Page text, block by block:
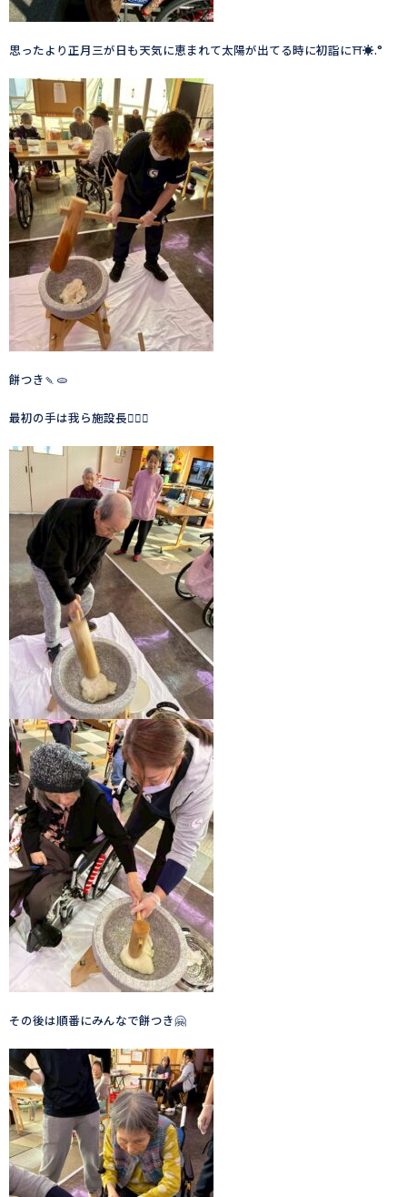
思ったより正月三が日も天気に恵まれて太陽が出てる時に初詣に⛩️☀️.°
餅つき🍡🫓
最初の手は我ら施設長💁‍♀️✨
その後は順番にみんなで餅つき🤗